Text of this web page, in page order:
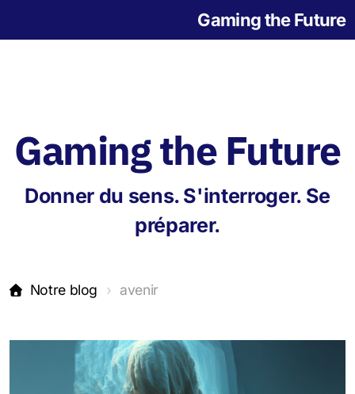
Gaming the Future
Gaming the Future
Donner du sens. S'interroger. Se
préparer.
Notre blog avenir
L'origine des jeux
Jeu de la Polycrise